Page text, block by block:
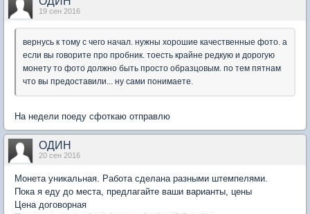
19 сен 2016
вернусь к тому с чего начал. нужны хорошие качественные фото. а
если вы говорите про пробник. тоесть крайне редкую и дорогую
монету то фото должно быть просто образцовым. по тем пятнам
что вы предоставили... ну сами понимаете.
На недели поеду сфоткаю отправлю
ОДИН
20 сен 2016
Монета уникальная. Работа сделана разными штемпелями.
Пока я еду до места, предлагайте ваши варианты, цены
Цена договорная